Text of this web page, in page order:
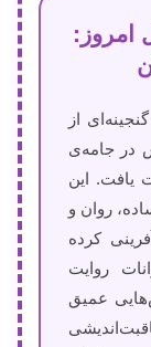
امروز:
از
در جامه‌ی
یافت. این
روان و
کرده
روایت
عمیق